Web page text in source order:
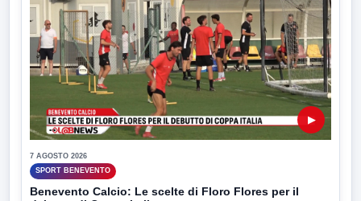
▶
7 AGOSTO 2026
SPORT BENEVENTO
Benevento Calcio: Le scelte di Floro Flores per il